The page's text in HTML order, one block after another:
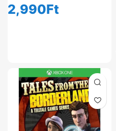
2,990Ft